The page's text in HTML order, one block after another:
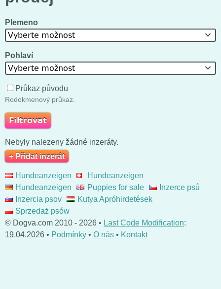
Plemeno
Vyberte možnost
Pohlaví
Vyberte možnost
Průkaz původu
Rodokmenový průkaz.
Nebyly nalezeny žádné inzeráty.
+ Přidat inzerát
Hundeanzeigen
Hundeanzeigen
Hundeanzeigen
Puppies for sale
Inzerce psů
Inzercia psov
Kutya Apróhirdetések
Sprzedaż psów
© Dogva.com 2010 - 2026 • Last Code Modification:
19.04.2026 • Podmínky • O nás • Kontakt